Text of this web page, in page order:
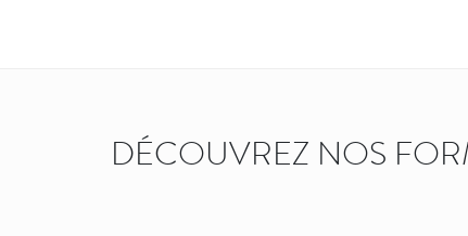
DÉCOUVREZ NOS